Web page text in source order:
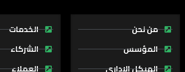
من نحن
المؤسس
الهيكل الإداري
الخدمات
الشركاء
العملاء